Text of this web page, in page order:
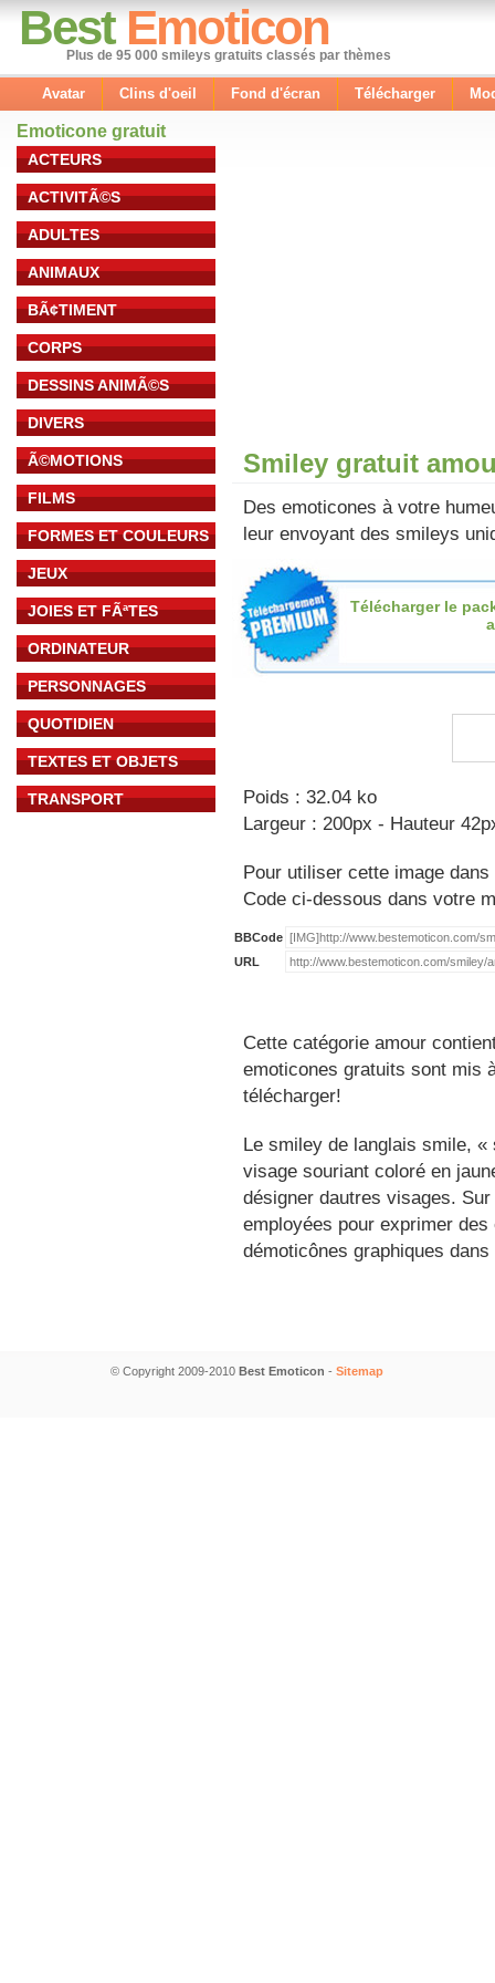
Best Emoticon
Plus de 95 000 smileys gratuits classés par thèmes
Avatar Clins d'oeil Fond d'écran Télécharger
Emoticone gratuit
ACTEURS
ACTIVITÃ©S
ADULTES
ANIMAUX
BÃ¢TIMENT
CORPS
DESSINS ANIMÃ©S
DIVERS
Ã©MOTIONS
FILMS
FORMES ET COULEURS
JEUX
JOIES ET FÃªTES
ORDINATEUR
PERSONNAGES
QUOTIDIEN
TEXTES ET OBJETS
TRANSPORT
Smiley gratuit
Des emoticones à votre
leur envoyant des smileys
Télécharger le
Poids : 32.04 ko
Largeur : 200px - Hauteur
Pour utiliser cette image
Code ci-dessous dans votre
BBCode
URL
Cette catégorie amour
emoticones gratuits sont mis
télécharger!
Le smiley de langlais smile,
visage souriant coloré en
désigner dautres visages.
employées pour exprimer
démoticônes graphiques
© Copyright 2009-2010 Best Emoticon - Sitemap